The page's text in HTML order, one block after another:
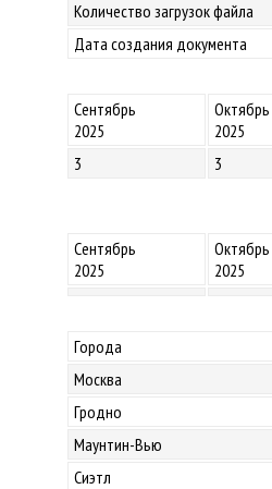
Количество загрузок файла
Дата создания документа
Сентябрь
2025
Октябрь
2025
3
3
Сентябрь
2025
Октябрь
2025
Города
Москва
Гродно
Маунтин-Вью
Сиэтл